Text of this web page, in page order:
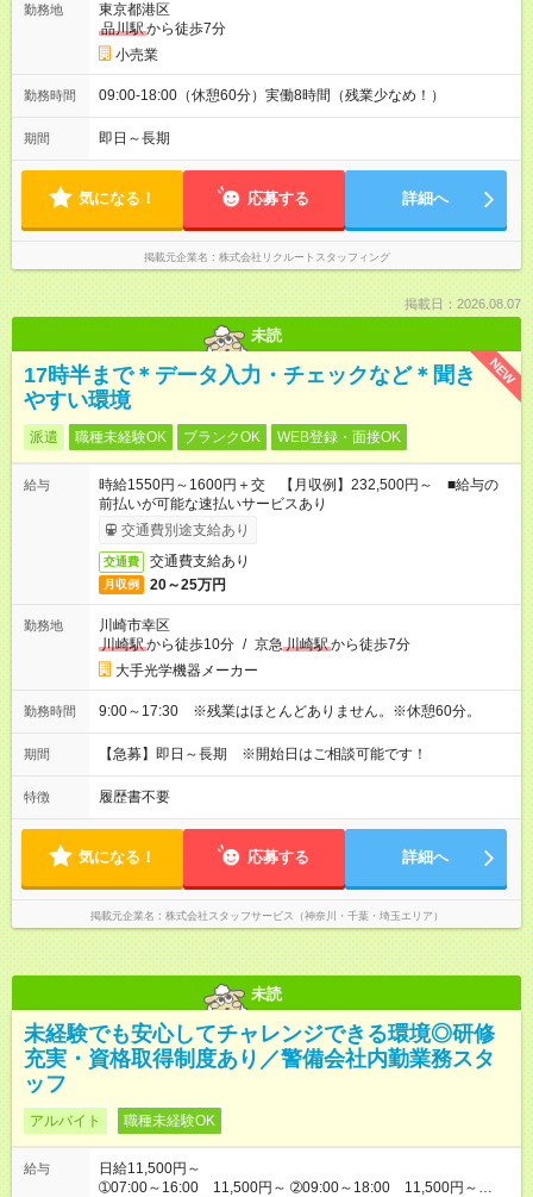
勤務地
東京都港区
品川駅から徒歩7分
小売業
勤務時間 09:00-18:00（休憩60分）実働8時間（残業少なめ！）
期間 即日～長期
気になる！ 応募する 詳細へ
掲載元企業名 株式会社リクルートスタッフィング
掲載日：2026.08.07
未読
NEW
17時半まで＊データ入力・チェックなど＊聞き
やすい環境
派遣 職種未経験OK ブランクOK WEB登録・面接OK
給与
時給1550円～1600円＋交 【月収例】232,500円～ ■給与の
前払いが可能な速払いサービスあり
交通費別途支給あり
交通費 交通費支給あり
月収例 20～25万円
勤務地
川崎市幸区
川崎駅から徒歩10分 / 京急 川崎駅から徒歩7分
大手光学機器メーカー
勤務時間 9:00～17:30 ※残業はほとんどありません。※休憩60分。
期間 【急募】即日～長期 ※開始日はご相談可能です！
特徴 履歴書不要
気になる！ 応募する 詳細へ
掲載元企業名 株式会社スタッフサービス（神奈川・千葉・埼玉エリア）
未読
未経験でも安心してチャレンジできる環境◎研修
充実・資格取得制度あり／警備会社内勤業務スタ
ッフ
アルバイト 職種未経験OK
給与
日給11,500円～
➀07:00～16:00 11,500円～ ➁09:00～18:00 11,500円～